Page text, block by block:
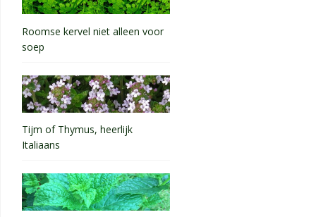
Roomse kervel niet alleen voor
soep
Tijm of Thymus, heerlijk
Italiaans